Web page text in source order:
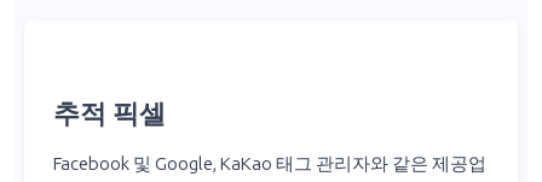
Facebook 및 Google, KaKao 태그 관리자와 같은 제공업
체의 맞춤 픽셀을 추가하고 이벤트가 발생하는 즉시 추